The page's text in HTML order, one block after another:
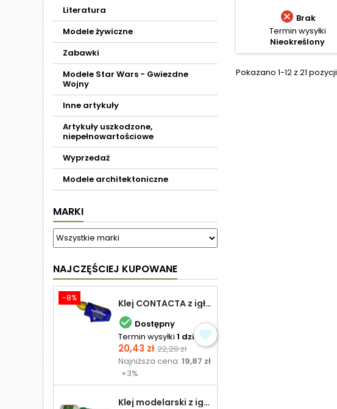
Literatura
Modele żywiczne
Zabawki
Modele Star Wars - Gwiezdne
Wojny
Inne artykuły
Artykuły uszkodzone,
niepełnowartościowe
Wyprzedaż
Modele architektoniczne
MARKI
NAJCZĘŚCIEJ KUPOWANE
-8% Klej CONTACTA z igłą do plastiku 25,0 g
 Dostępny
Termin wysyłki 1 dzień
Cena
20,43 zł Cena
podstawowa
22,20 zł
Najniższa cena:19,87 zł
+3%
Klej modelarski z igłą 30 ml
Dragons)
 Brak
Termin wysyłki
Nieokreślony
Pokazano 1-12 z 21 pozycji